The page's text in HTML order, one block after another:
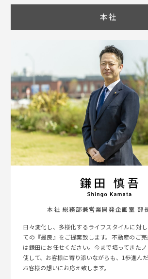
本社
本社 総務部兼営業開発企画室 部
日々変化し、多様化するライフスタイルに対
ての『最良』をご提案致します。不動産のご
は鎌田にお任せください。今まで培ってきた
使して、お客様に寄り添いながらも、1歩進んだ
お客様の想いにお応え致します。